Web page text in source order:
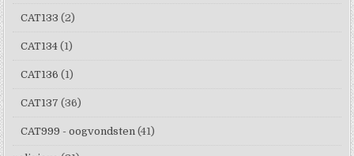
CAT133 (2)
CAT134 (1)
CAT136 (1)
CAT137 (36)
CAT999 - oogvondsten (41)